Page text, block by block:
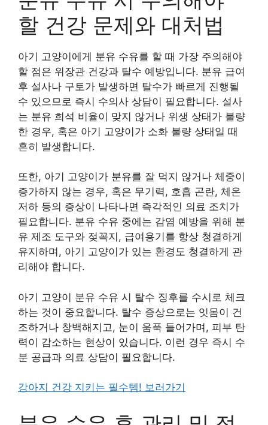
할 건강 문제와 대처법
아기 고양이에게 분유 수유를 할 때 가장 주의해야
할 점은 위장관 건강과 탈수 예방입니다. 분유 급여
후 설사나 구토가 발생하면 탈수가 빠르게 진행될
수 있으므로 즉시 수의사 상담이 필요합니다. 설사
는 분유 희석 비율이 맞지 않거나 위생 상태가 불량
한 경우, 혹은 아기 고양이가 소화 불량 상태일 때
흔히 발생합니다.
또한, 아기 고양이가 분유를 잘 먹지 않거나 체중이
증가하지 않는 경우, 혹은 무기력, 호흡 곤란, 체온
저하 등의 증상이 나타나면 즉각적인 의료 조치가
필요합니다. 분유 수유 중에는 감염 예방을 위해 분
유 제조 도구와 젖꼭지, 급여용기를 항상 청결하게
유지하며, 아기 고양이가 있는 환경도 청결하게 관
리해야 합니다.
아기 고양이 분유 수유 시 탈수 징후를 수시로 체크
하는 것이 중요합니다. 탈수 증상으로는 잇몸이 건
조하거나 창백해지고, 눈이 움푹 들어가며, 피부 탄
력이 감소하는 현상이 있습니다. 이런 경우 즉시 수
분 공급과 의료 상담이 필요합니다.
강아지 건강 지키는 필수템! 보러가기